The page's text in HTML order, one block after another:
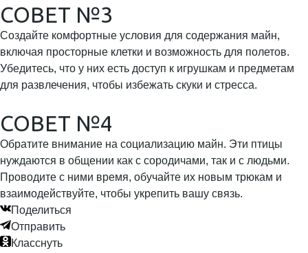
СОВЕТ №3
Создайте комфортные условия для содержания майн,
включая просторные клетки и возможность для полетов.
Убедитесь, что у них есть доступ к игрушкам и предметам
для развлечения, чтобы избежать скуки и стресса.
СОВЕТ №4
Обратите внимание на социализацию майн. Эти птицы
нуждаются в общении как с сородичами, так и с людьми.
Проводите с ними время, обучайте их новым трюкам и
взаимодействуйте, чтобы укрепить вашу связь.
Поделиться
Отправить
Класснуть